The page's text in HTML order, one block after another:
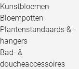
Kunstbloemen
Bloempotten
Plantenstandaards & -
hangers
Bad- &
doucheaccessoires